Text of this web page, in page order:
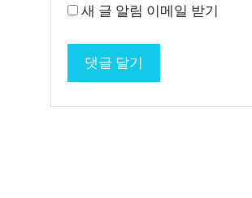
새 글 알림 이메일 받기